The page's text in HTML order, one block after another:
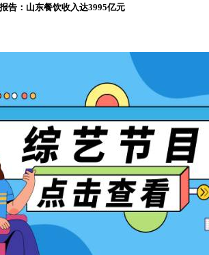
告：山东餐饮收入达3995亿元